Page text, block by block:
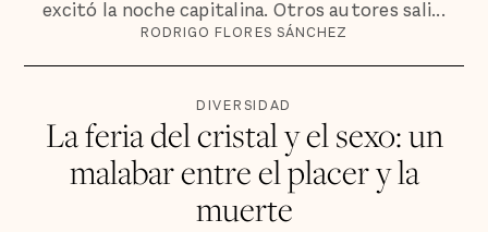
excitó la noche capitalina. Otros autores sali...
RODRIGO FLORES SÁNCHEZ
DIVERSIDAD
La feria del cristal y el sexo: un
malabar entre el placer y la
muerte